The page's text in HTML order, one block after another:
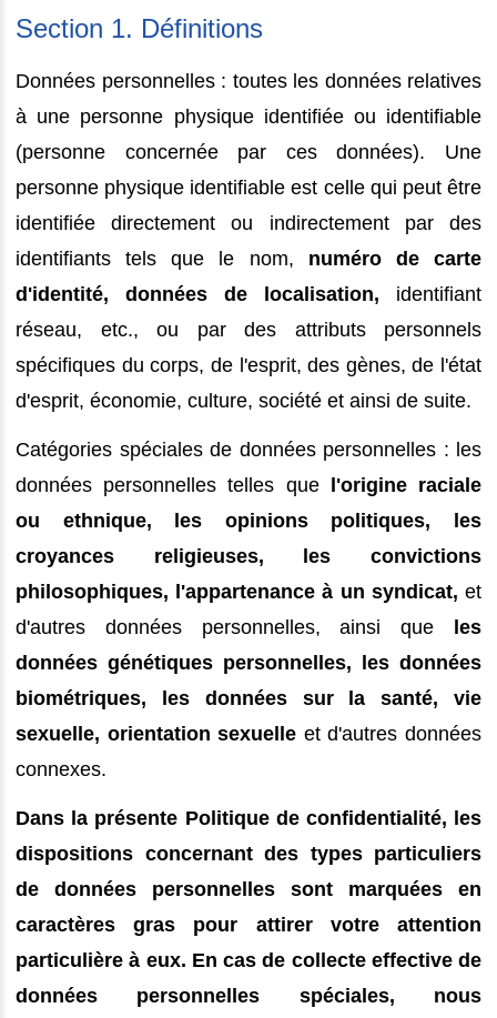
Section 1. Définitions
Données personnelles : toutes les données relatives
à une personne physique identifiée ou identifiable
(personne concernée par ces données). Une
personne physique identifiable est celle qui peut être
identifiée directement ou indirectement par des
identifiants tels que le nom, numéro de carte
d'identité, données de localisation, identifiant
réseau, etc., ou par des attributs personnels
spécifiques du corps, de l'esprit, des gènes, de l'état
d'esprit, économie, culture, société et ainsi de suite.
Catégories spéciales de données personnelles : les
données personnelles telles que l'origine raciale
ou ethnique, les opinions politiques, les
croyances religieuses, les convictions
philosophiques, l'appartenance à un syndicat, et
d'autres données personnelles, ainsi que les
données génétiques personnelles, les données
biométriques, les données sur la santé, vie
sexuelle, orientation sexuelle et d'autres données
connexes.
Dans la présente Politique de confidentialité, les
dispositions concernant des types particuliers
de données personnelles sont marquées en
caractères gras pour attirer votre attention
particulière à eux. En cas de collecte effective de
données personnelles spéciales, nous